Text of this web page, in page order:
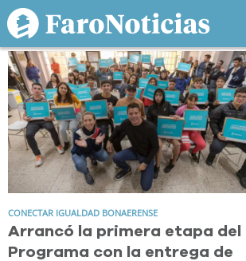
Tag: computadoras
CONECTAR IGUALDAD BONAERENSE
Arrancó la primera etapa del
Programa con la entrega de